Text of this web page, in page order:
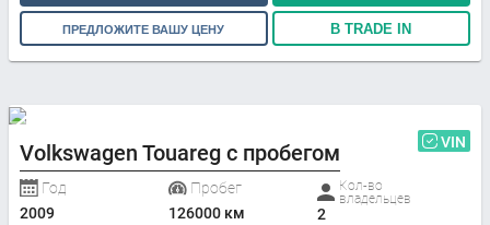
ПРЕДЛОЖИТЕ ВАШУ ЦЕНУ В TRADE IN
Volkswagen Touareg с пробегом VIN
Год
2009
Пробег
126000 км
Кол-во
владельцев
2